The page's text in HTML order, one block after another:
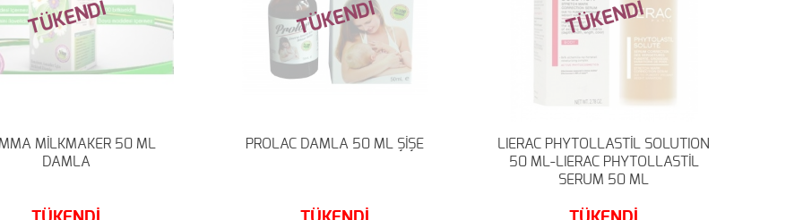
TÜKENDİ
MİLKMAKER 50 ML
DAMLA
TÜKENDİ
PROLAC DAMLA 50 ML ŞİŞE
TÜKENDİ
LIERAC PHYTOLLASTİL SOLUTION
50 ML-LIERAC PHYTOLLASTİL
SERUM 50 ML